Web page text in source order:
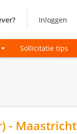
Inloggen
Sollicitatie tips
- Maastricht